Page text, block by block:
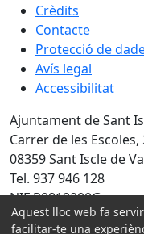
Crèdits
Contacte
Protecció de
Avís legal
Accessibilitat
Ajuntament de Sant
Carrer de les Escoles,
08359 Sant Iscle de
Tel. 937 946 128
NIF P0819200G
Amb la col·laboració
Aquest lloc web fa
facilitar-te una